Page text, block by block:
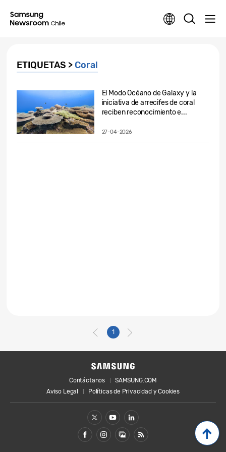
ETIQUETAS > Coral
El Modo Océano de Galaxy y la
iniciativa de arrecifes de coral
reciben reconocimiento e...
27-04-2026
1
Contáctanos
SAMSUNG.COM
Aviso Legal
Políticas de Privacidad y Cookies